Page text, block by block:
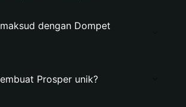
dengan Dompet
Prosper unik?